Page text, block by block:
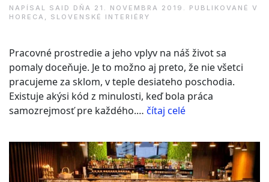
NAPÍSAL SAID DŇA 21. NOVEMBRA 2019
. PUBLIKOVANÉ V
HORECA
SLOVENSKÉ INTERIÉRY
Pracovné prostredie a jeho vplyv na náš život sa
pomaly doceňuje. Je to možno aj preto, že nie všetci
pracujeme za sklom, v teple desiateho poschodia.
Existuje akýsi kód z minulosti, keď bola práca
samozrejmosť pre každého.… čítaj celé“Coolstock
interiér
firemnej
jedálne”